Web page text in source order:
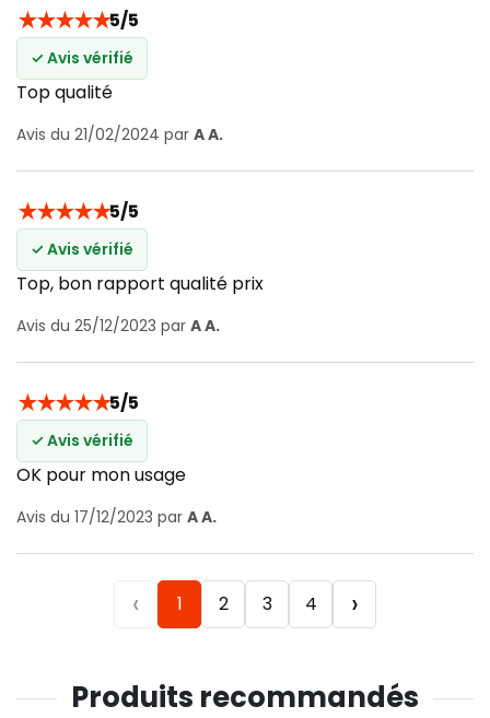
★★★★★5/5
✓ Avis vérifié
Top qualité
Avis du 21/02/2024 par A A.
★★★★★5/5
✓ Avis vérifié
Top, bon rapport qualité prix
Avis du 25/12/2023 par A A.
★★★★★5/5
✓ Avis vérifié
OK pour mon usage
Avis du 17/12/2023 par A A.
‹ 1 2 3 4 ›
Produits recommandés